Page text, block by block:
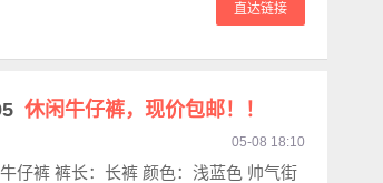
直达链接
休闲牛仔裤，现价包邮！！
05-08 18:10
仔裤 裤长：长裤 颜色：浅蓝色 帅气街